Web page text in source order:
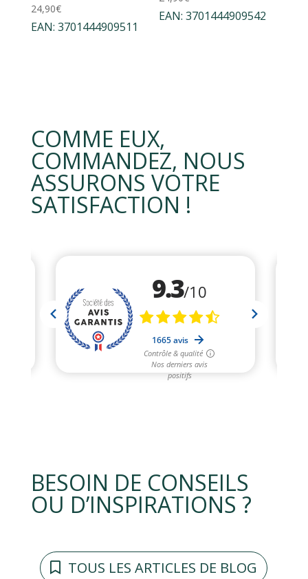
24,90€
EAN: 3701444909511
EAN:3701444909542
COMME EUX,
COMMANDEZ, NOUS
ASSURONS VOTRE
SATISFACTION !
BESOIN DE CONSEILS
OU D’INSPIRATIONS ?
TOUS LES ARTICLES DE BLOG